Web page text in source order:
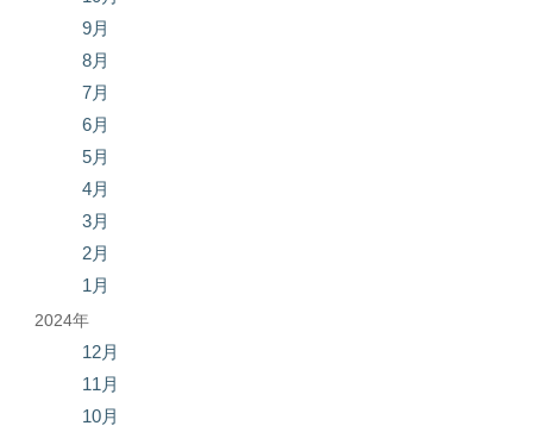
9月
8月
7月
6月
5月
4月
3月
2月
1月
2024年
12月
11月
10月